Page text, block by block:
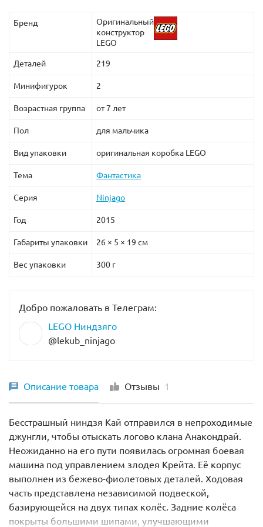
Бренд
Оригинальный
конструктор
LEGO
Деталей 219
Минифигурок 2
Возрастная группа от 7 лет
Пол для мальчика
Вид упаковки оригинальная коробка LEGO
Тема Фантастика
Серия Ninjago
Год 2015
Габариты упаковки 26 × 5 × 19 см
Вес упаковки 300 г
Добро пожаловать в Телеграм:
LEGO Ниндзяго
@lekub_ninjago
Описание товара Отзывы 1
Бесстрашный ниндзя Кай отправился в непроходимые
джунгли, чтобы отыскать логово клана Анакондрай.
Неожиданно на его пути появилась огромная боевая
машина под управлением злодея Крейта. Её корпус
выполнен из бежево-фиолетовых деталей. Ходовая
часть представлена независимой подвеской,
базирующейся на двух типах колёс. Задние колёса
покрыты большими шипами, улучшающими